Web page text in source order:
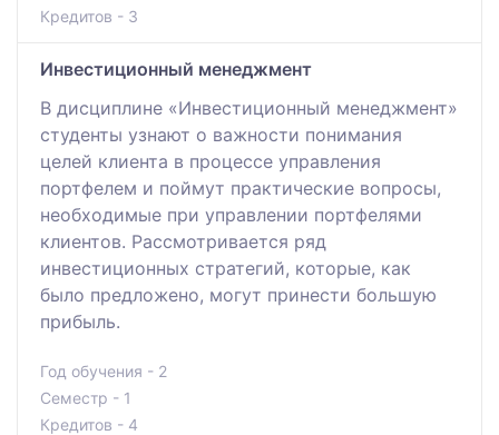
Кредитов - 3
Инвестиционный менеджмент
В дисциплине «Инвестиционный менеджмент»
студенты узнают о важности понимания
целей клиента в процессе управления
портфелем и поймут практические вопросы,
необходимые при управлении портфелями
клиентов. Рассмотривается ряд
инвестиционных стратегий, которые, как
было предложено, могут принести большую
прибыль.
Год обучения - 2
Семестр - 1
Кредитов - 4